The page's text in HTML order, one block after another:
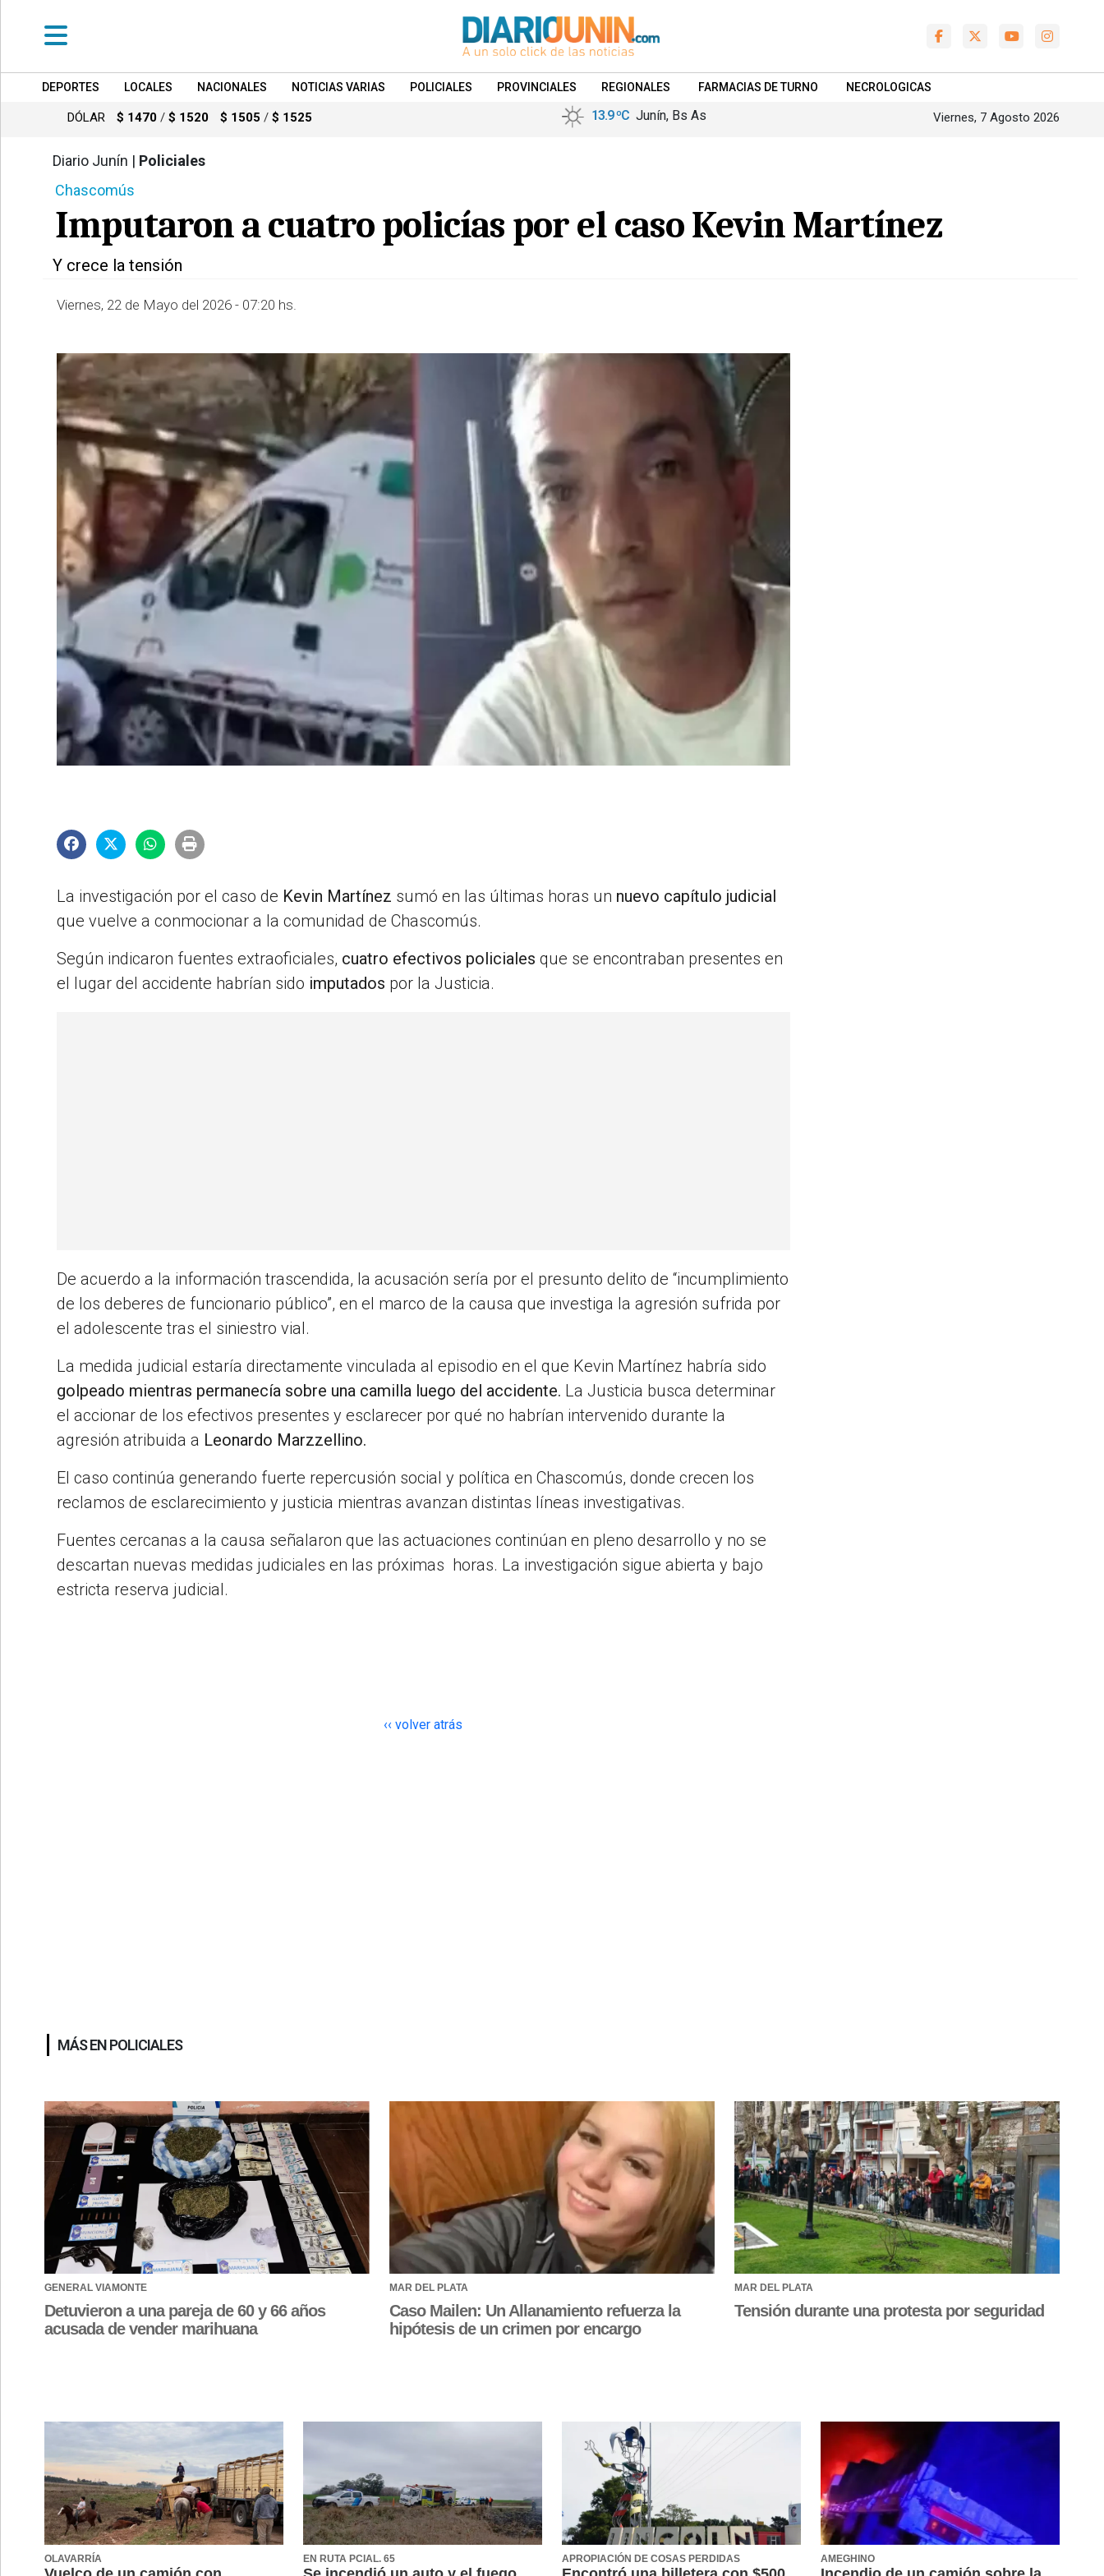
DEPORTES
LOCALES
PROVINCIALES
REGIONALES
ESPECTÁCULOS
INTERNACIONALES
• SUPLEMENTOS
• SERVICIOS
• RADIOS EN VIVO
©2007/2026
DEPORTES LOCALES NACIONALES NOTICIAS VARIAS POLICIALES PROVINCIALES REGIONALES FARMACIAS DE TURNO NECROLOGICAS
DÓLAR $ 1470 / $ 1520 $ 1505 / $ 1525 13.9 ºC Junín, Bs As Viernes, 7 Agosto 2026
Diario Junín | Policiales
Chascomús
Imputaron a cuatro policías por el caso Kevin Martínez
Y crece la tensión
Viernes, 22 de Mayo del 2026 - 07:20 hs.
La investigación por el caso de Kevin Martínez sumó en las últimas horas un nuevo capítulo judicial
que vuelve a conmocionar a la comunidad de Chascomús.
Según indicaron fuentes extraoficiales, cuatro efectivos policiales que se encontraban presentes en
el lugar del accidente habrían sido imputados por la Justicia.
De acuerdo a la información trascendida, la acusación sería por el presunto delito de “incumplimiento
de los deberes de funcionario público”, en el marco de la causa que investiga la agresión sufrida por
el adolescente tras el siniestro vial.
La medida judicial estaría directamente vinculada al episodio en el que Kevin Martínez habría sido
golpeado mientras permanecía sobre una camilla luego del accidente. La Justicia busca determinar
el accionar de los efectivos presentes y esclarecer por qué no habrían intervenido durante la
agresión atribuida a Leonardo Marzzellino.
El caso continúa generando fuerte repercusión social y política en Chascomús, donde crecen los
reclamos de esclarecimiento y justicia mientras avanzan distintas líneas investigativas.
Fuentes cercanas a la causa señalaron que las actuaciones continúan en pleno desarrollo y no se
descartan nuevas medidas judiciales en las próximas horas. La investigación sigue abierta y bajo
estricta reserva judicial.
‹‹ volver atrás
MÁS EN POLICIALES
GENERAL VIAMONTE
Detuvieron a una pareja de 60 y 66 años
acusada de vender marihuana
MAR DEL PLATA
Caso Mailen: Un Allanamiento refuerza la
hipótesis de un crimen por encargo
MAR DEL PLATA
Tensión durante una protesta por seguridad
OLAVARRÍA EN RUTA PCIAL. 65 APROPIACIÓN DE COSAS PERDIDAS AMEGHINO